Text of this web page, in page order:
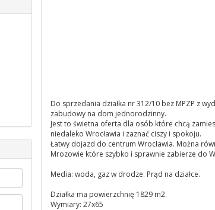
Do sprzedania działka nr 312/10 bez MPZP z
zabudowy na dom jednorodzinny.
Jest to świetna oferta dla osób które chcą
niedaleko Wrocławia i zaznać ciszy i spokoju.
Łatwy dojazd do centrum Wrocławia. Można
Mrozowie które szybko i sprawnie zabierze do
Media: woda, gaz w drodze. Prąd na działce.
Działka ma powierzchnię 1829 m2.
Wymiary: 27x65